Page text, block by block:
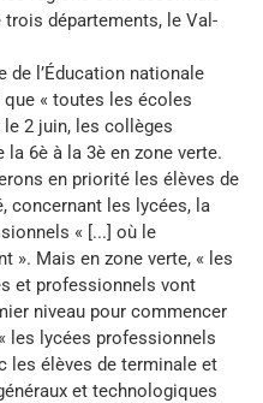
départements, le Val-
de l’Éducation nationale
« toutes les écoles
2 juin, les collèges
6è à la 3è en zone verte.
en priorité les élèves de
concernant les lycées, la
« [...] où le
». Mais en zone verte, « les
et professionnels vont
niveau pour commencer
les lycées professionnels
les élèves de terminale et
et technologiques